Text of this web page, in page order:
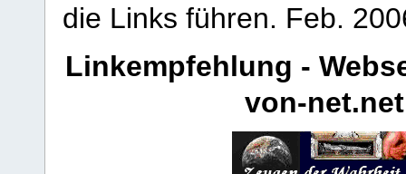
die Links führen. Feb.
Linkempfehlung -
von-net.net